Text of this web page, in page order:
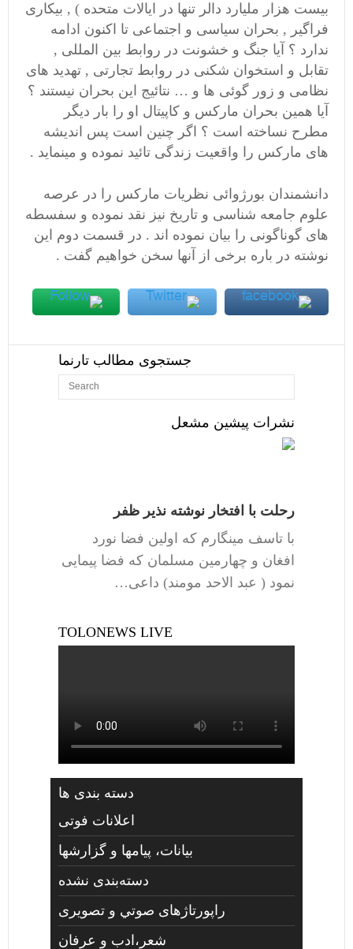
بیست هزار ملیارد دالر تنها در ایالات متحده ) , بیکاری
فراگیر , بحران سیاسی و اجتماعی تا اکنون ادامه
ندارد ؟ آیا جنگ و خشونت در روابط بین المللی ,
تقابل و استخوان شکنی در روابط تجارتی , تهدید های
نظامی و زور گوئی ها و … نتائیج این بحران نیستند ؟
آیا همین بحران مارکس و کاپیتال او را بار دیگر
مطرح نساخته است ؟ اگر چنین است پس اندیشه
های مارکس را واقعیت زندگی تائید نموده و مینماید .
دانشمندان بورژوائی نظریات مارکس را در عرصه
علوم جامعه شناسی و تاریخ نیز نقد نموده و سفسطه
های گوناگونی را بیان نموده اند . در قسمت دوم این
نوشته در باره برخی از آنها سخن خواهیم گفت .
جستجوی مطالب تارنما
نشرات پیشین مشعل
رحلت با افتخار نوشته نذیر ظفر
با تاسف مینگارم که اولین فضا نورد
افغان و چهارمین مسلمان که فضا پیمایی
نمود ( عبد الاحد مومند) داعی…
TOLONEWS LIVE
دسته بندی ها
اعلانات فوتی
بیانات، پیامها و گزارشها
دسته‌بندی نشده
راپورتاژهای صوتي و تصويری
شعر،ادب و عرفان